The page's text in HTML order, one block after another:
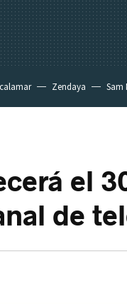
Zendaya Sam
el
de